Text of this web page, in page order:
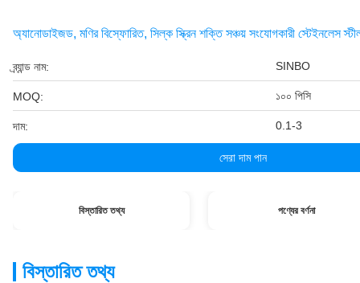
অ্যানোডাইজড, মণির বিস্ফোরিত, সিল্ক স্ক্রিন শক্তি সঞ্চয় সংযোগকারী স্টেইনলেস
ব্র্যান্ড নাম: SINBO
MOQ: ১০০ পিসি
দাম: 0.1-3
সেরা দাম পান
বিস্তারিত তথ্য পণ্যের বর্ণনা
বিস্তারিত তথ্য